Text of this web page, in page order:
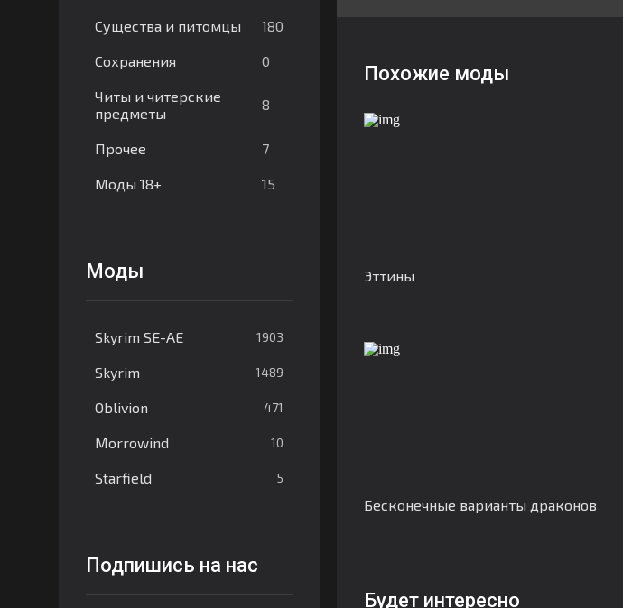
Существа и питомцы 180
Сохранения 0
Читы и читерские
предметы
8
Прочее 7
Моды 18+ 15
Моды
Skyrim SE-AE 1903
Skyrim 1489
Oblivion 471
Morrowind 10
Starfield 5
Подпишись на нас
Похожие моды
Эттины
Бесконечные варианты драконов
Будет интересно